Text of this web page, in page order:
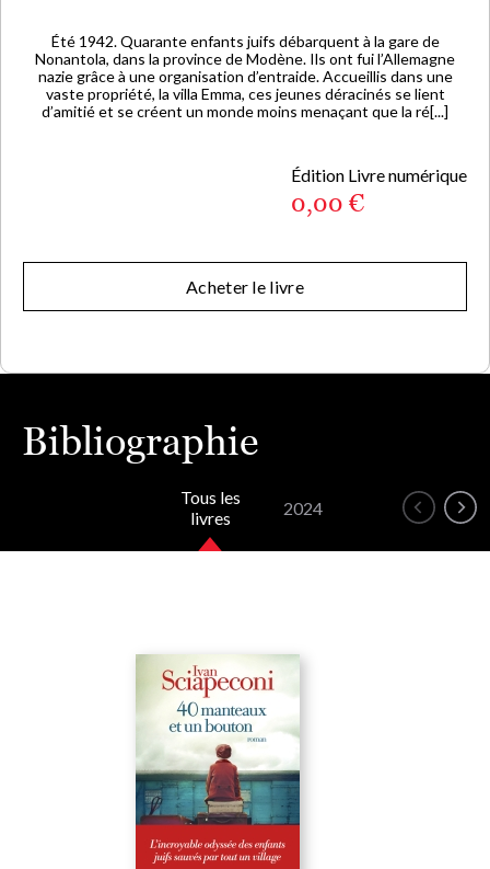
Été 1942. Quarante enfants juifs débarquent à la gare de
Nonantola, dans la province de Modène. Ils ont fui l’Allemagne
nazie grâce à une organisation d’entraide. Accueillis dans une
vaste propriété, la villa Emma, ces jeunes déracinés se lient
d’amitié et se créent un monde moins menaçant que la ré[...]
Édition Livre numérique
0,00 €
Acheter le livre
Bibliographie
Tous les
livres
2024